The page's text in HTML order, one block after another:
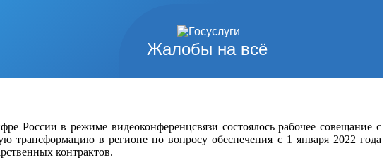
Жалобы на всё
России в режиме видеоконференцсвязи состоялось рабочее совещание с
трансформацию в регионе по вопросу обеспечения с 1 января 2022 года
контрактов.